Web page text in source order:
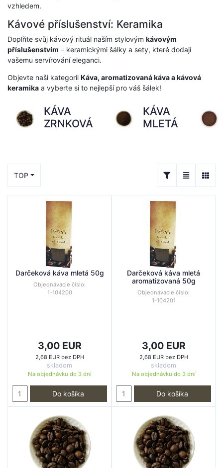
vzhledem.
Kávové příslušenství: Keramika
Doplňte svůj kávový rituál naším stylovým kávovým
příslušenstvím – keramickými šálky a sety, které dodají
vašemu servírování eleganci.
Objevte naši kategorii Káva, aromatizovaná káva a kávová
keramika a vyberte si to nejlepší pro váš šálek!
KÁVA
ZRNKOVÁ
KÁVA
MLETÁ
TOP
Darčeková káva mletá 50g
Objednávacie číslo:
1-104200
3,00 EUR
2,68 EUR bez DPH
skladom
Na objednávku do 3 dní
Do košíka
Darčeková káva mletá
aromatizovaná 50g
Objednávacie číslo:
1-104201
3,00 EUR
2,68 EUR bez DPH
skladom
Na objednávku do 3 dní
Do košíka